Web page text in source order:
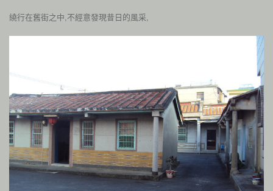
繞行在舊街之中,不經意發現昔日的風采,